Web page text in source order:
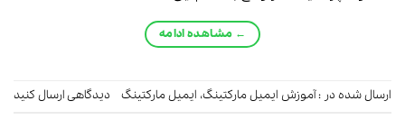
← مشاهده ادامه
ارسال شده در :آموزش ایمیل مارکتینگ، ایمیل مارکتینگ دیدگاهی ارسال کنید